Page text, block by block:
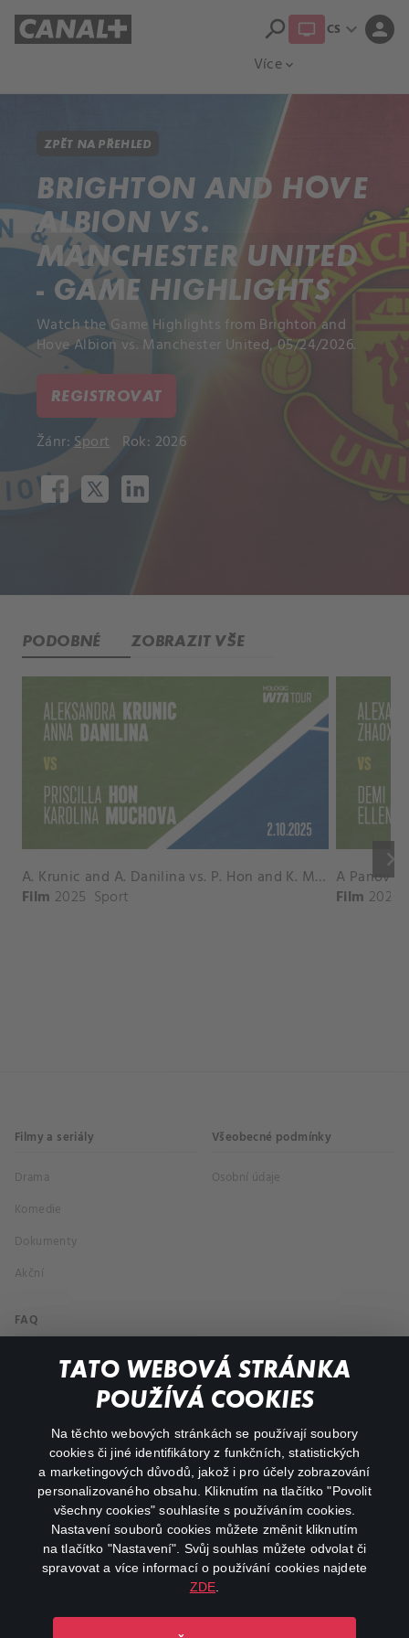
TATO WEBOVÁ STRÁNKA
POUŽÍVÁ COOKIES
Na těchto webových stránkách se používají soubory
cookies či jiné identifikátory z funkčních, statistických
a marketingových důvodů, jakož i pro účely zobrazování
personalizovaného obsahu. Kliknutím na tlačítko "Povolit
všechny cookies" souhlasíte s používáním cookies.
Nastavení souborů cookies můžete změnit kliknutím
na tlačítko "Nastavení". Svůj souhlas můžete odvolat či
spravovat a více informací o používání cookies najdete
ZDE
Více expand_more
search CS expand_more person
ZPĚT NA PŘEHLED
BRIGHTON AND HOVE
ALBION VS.
MANCHESTER UNITED
- GAME HIGHLIGHTS
Watch the Game Highlights from Brighton and
Hove Albion vs. Manchester United, 05/24/2026.
REGISTROVAT
Žánr:Sport Rok: 2026
PODOBNÉ ZOBRAZIT VŠE
keyboard_arrow_right
A. Krunic and A. Danilina vs. P. Hon and K. Muchova Match Highlights - BEIJING_Capital Group Diamond ( October 02, 2025)
Film 2025 Sport Film 2026
Filmy a seriály
Drama
Komedie
Dokumenty
Akční
Všeobecné podmínky
Osobní údaje
FAQ
Můj účet
Důležité odkazy
facebookinstagram
youtube